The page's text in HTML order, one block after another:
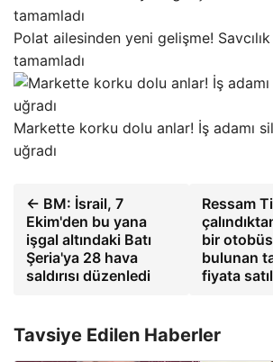
Polat ailesinden yeni gelişme!
tamamladı
Markette korku dolu anlar! İş adamı
uğradı
← BM: İsrail, 7
Ekim'den bu yana
işgal altındaki Batı
Şeria'ya 28 hava
saldırısı düzenledi
Ressam
bir
bulunan
fiyata
Tavsiye Edilen Haberler